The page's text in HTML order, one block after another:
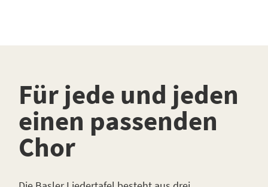
Für jede und jeden
einen passenden
Chor